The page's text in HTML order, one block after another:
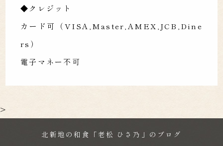
◆クレジット
カード可（VISA,Master,AMEX,JCB,Dine
rs）
電子マネー不可
>
北新地の和食「老松 ひさ乃」のブログ